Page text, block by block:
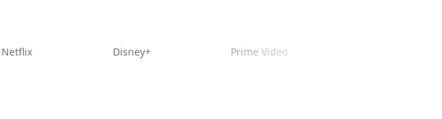
Netflix Disney+ Prime Video